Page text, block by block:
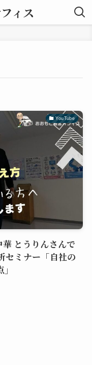
ィス
YouTube
とうりんさんで
セミナー「自社の